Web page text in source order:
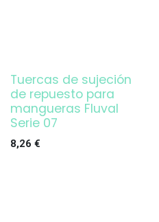
Tuercas de sujeción
de repuesto para
mangueras Fluval
Serie 07
8,26 €